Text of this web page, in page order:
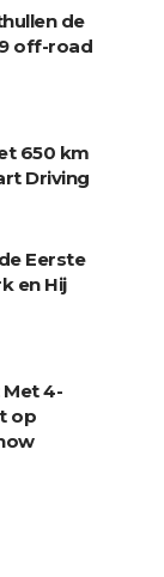
de
off-road
650 km
Driving
Eerste
en Hij
4-
op